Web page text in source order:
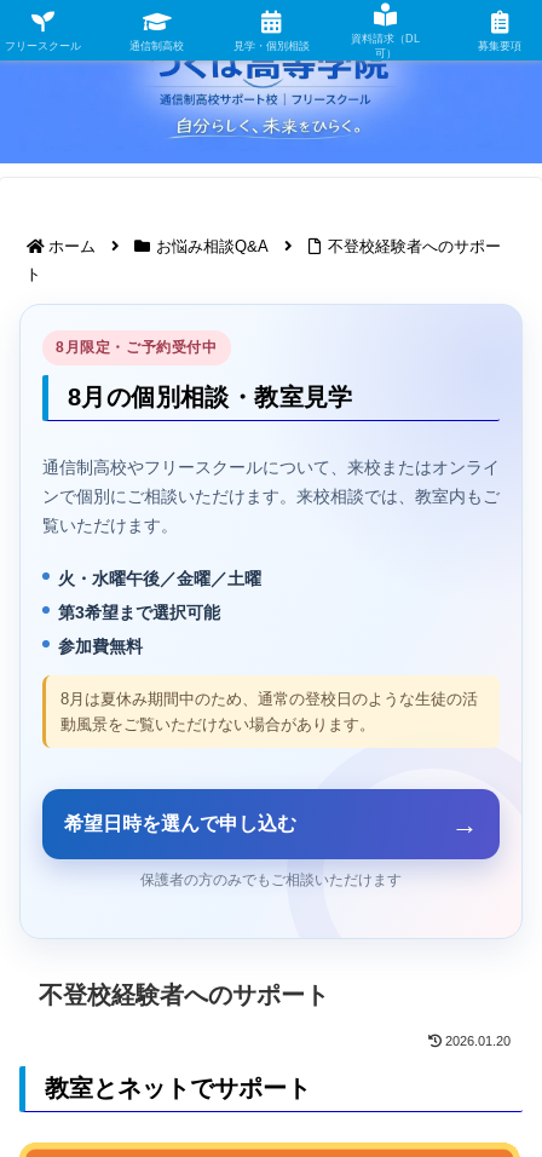
ホーム お悩み相談Q&A
不登校経験者へのサポー
ト
8月限定・ご予約受付中
8月の個別相談・教室見学
通信制高校やフリースクールについて、来校またはオンライ
ンで個別にご相談いただけます。来校相談では、教室内もご
覧いただけます。
火・水曜午後／金曜／土曜
第3希望まで選択可能
参加費無料
8月は夏休み期間中のため、通常の登校日のような生徒の活
動風景をご覧いただけない場合があります。
希望日時を選んで申し込む →
保護者の方のみでもご相談いただけます
不登校経験者へのサポート
2026.01.20
教室とネットでサポート
フリースクール 通信制高校 見学・個別相談
資料請求（DL
可）
募集要項